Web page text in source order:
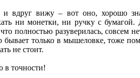
и вдруг вижу – вот оно, хорошо
ни монетки, ни ручку с бумагой.
полностью разуверилась, совсем
только в мышеловке, тоже
не стоит.
в точности!